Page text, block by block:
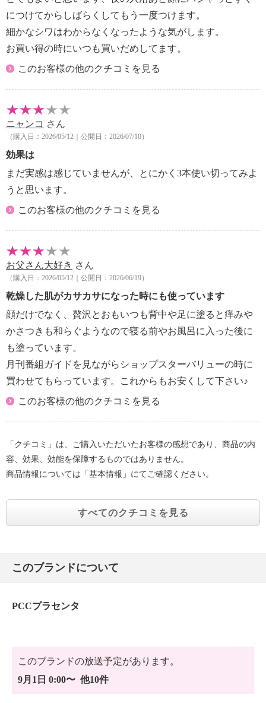
につけてからしばらくしてもう一度つけます。
細かなシワはわからなくなったような気がします。
お買い得の時にいつも買いだめしてます。
このお客様の他のクチコミを見る
ニャンコ さん
（購入日：2026/05/12｜公開日：2026/07/10）
効果は
まだ実感は感じていませんが、とにかく3本使い切ってみよ
うと思います。
このお客様の他のクチコミを見る
お父さん大好き さん
（購入日：2026/05/12｜公開日：2026/06/19）
乾燥した肌がカサカサになった時にも使っています
顔だけでなく、贅沢とおもいつも背中や足に塗ると痒みや
かさつきも和らぐようなので寝る前やお風呂に入った後に
も塗っています。
月刊番組ガイドを見ながらショップスターバリューの時に
買わせてもらっています。これからもお安くして下さい♪
このお客様の他のクチコミを見る
「クチコミ」は、ご購入いただいたお客様の感想であり、商品の内
容、効果、効能を保障するものではありません。
商品情報については「基本情報」にてご確認ください。
すべてのクチコミを見る
このブランドについて
PCCプラセンタ
このブランドの放送予定があります。
9月1日 0:00〜 他10件